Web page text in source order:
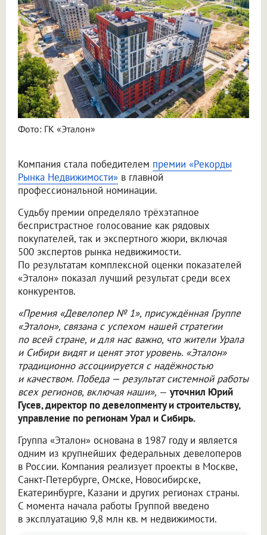
Фото: ГК «Эталон»
Компания стала победителем премии «Рекорды
Рынка Недвижимости» в главной
профессиональной номинации.
Судьбу премии определяло трёхэтапное
беспристрастное голосование как рядовых
покупателей, так и экспертного жюри, включая
500 экспертов рынка недвижимости.
По результатам комплексной оценки показателей
«Эталон» показал лучший результат среди всех
конкурентов.
«Премия «Девелопер № 1», присуждённая Группе
«Эталон», связана с успехом нашей стратегии
по всей стране, и для нас важно, что жители Урала
и Сибири видят и ценят этот уровень. «Эталон»
традиционно ассоциируется с надёжностью
и качеством. Победа — результат системной работы
всех регионов, включая наши», — уточнил Юрий
Гусев, директор по девелопменту и строительству,
управление по регионам Урал и Сибирь.
Группа «Эталон» основана в 1987 году и является
одним из крупнейших федеральных девелоперов
в России. Компания реализует проекты в Москве,
Санкт-Петербурге, Омске, Новосибирске,
Екатеринбурге, Казани и других регионах страны.
С момента начала работы Группой введено
в эксплуатацию 9,8 млн кв. м недвижимости.